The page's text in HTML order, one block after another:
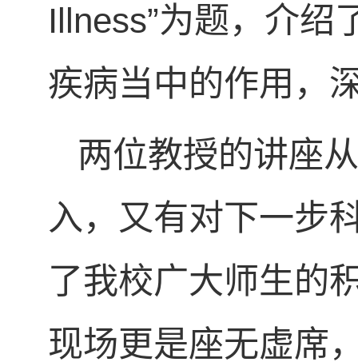
Illness”为题，介绍
疾病当中的作用，
两位教授的讲座
入，又有对下一步
了我校广大师生的
现场更是座无虚席